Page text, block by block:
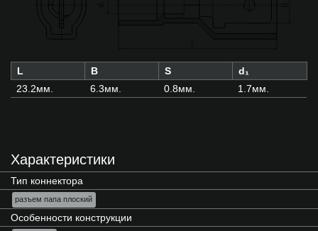
L B S
d₁
23.2мм.
6.3мм. 0.8мм. 1.7мм.
Характеристики
Тип коннектора
разъем папа плоский
Особенности конструкции